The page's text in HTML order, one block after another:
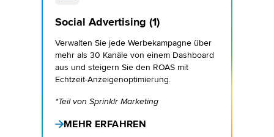
Social Advertising (1)
Verwalten Sie jede Werbekampagne über
mehr als 30 Kanäle von einem Dashboard
aus und steigern Sie den ROAS mit
Echtzeit-Anzeigenoptimierung.
*Teil von Sprinklr Marketing
MEHR ERFAHREN